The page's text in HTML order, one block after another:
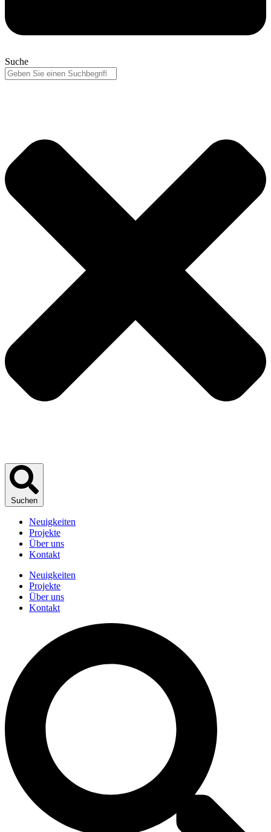
Suche
Suchen
Neuigkeiten
Projekte
Über uns
Kontakt
Neuigkeiten
Projekte
Über uns
Kontakt